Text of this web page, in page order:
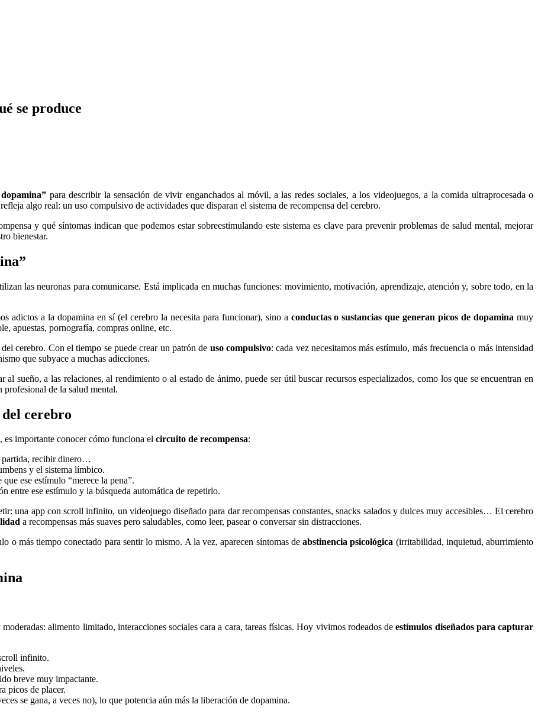
se produce
para describir la sensación de vivir enganchados al móvil, a las redes sociales, a los videojuegos, a la comida ultraprocesada o
algo real: un uso compulsivo de actividades que disparan el sistema de recompensa del cerebro.
y qué síntomas indican que podemos estar sobreestimulando este sistema es clave para prevenir problemas de salud mental, mejorar
bienestar.
las neuronas para comunicarse. Está implicada en muchas funciones: movimiento, motivación, aprendizaje, atención y, sobre todo, en la
adictos a la dopamina en sí (el cerebro la necesita para funcionar), sino a conductas o sustancias que generan picos de dopamina muy
apuestas, pornografía, compras online, etc.
cerebro. Con el tiempo se puede crear un patrón de uso compulsivo: cada vez necesitamos más estímulo, más frecuencia o más intensidad
que subyace a muchas adicciones.
sueño, a las relaciones, al rendimiento o al estado de ánimo, puede ser útil buscar recursos especializados, como los que se encuentran en
profesional de la salud mental.
cerebro
es importante conocer cómo funciona el circuito de recompensa:
partida, recibir dinero…
y el sistema límbico.
que ese estímulo “merece la pena”.
entre ese estímulo y la búsqueda automática de repetirlo.
una app con scroll infinito, un videojuego diseñado para dar recompensas constantes, snacks salados y dulces muy accesibles… El cerebro
a recompensas más suaves pero saludables, como leer, pasear o conversar sin distracciones.
o más tiempo conectado para sentir lo mismo. A la vez, aparecen síntomas deabstinencia psicológica (irritabilidad, inquietud, aburrimiento
alimento limitado, interacciones sociales cara a cara, tareas físicas. Hoy vivimos rodeados deestímulos diseñados para capturar
infinito.
breve muy impactante.
picos de placer.
se gana, a veces no), lo que potencia aún más la liberación de dopamina.